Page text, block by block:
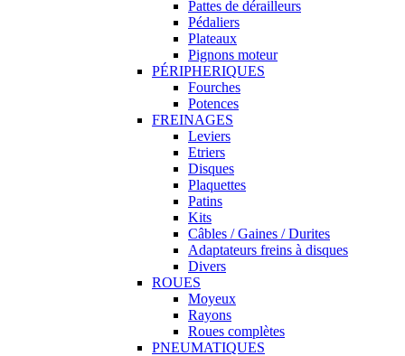
Pattes de dérailleurs
Pédaliers
Plateaux
Pignons moteur
PÉRIPHERIQUES
Fourches
Potences
FREINAGES
Leviers
Etriers
Disques
Plaquettes
Patins
Kits
Câbles / Gaines / Durites
Adaptateurs freins à disques
Divers
ROUES
Moyeux
Rayons
Roues complètes
PNEUMATIQUES